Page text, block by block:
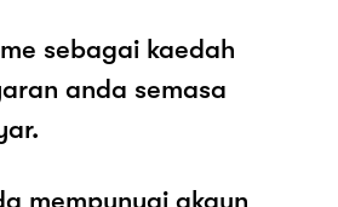
sebagai kaedah
anda semasa
mempunyai akaun